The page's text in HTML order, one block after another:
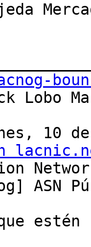
Lobo
10
ASN
estén